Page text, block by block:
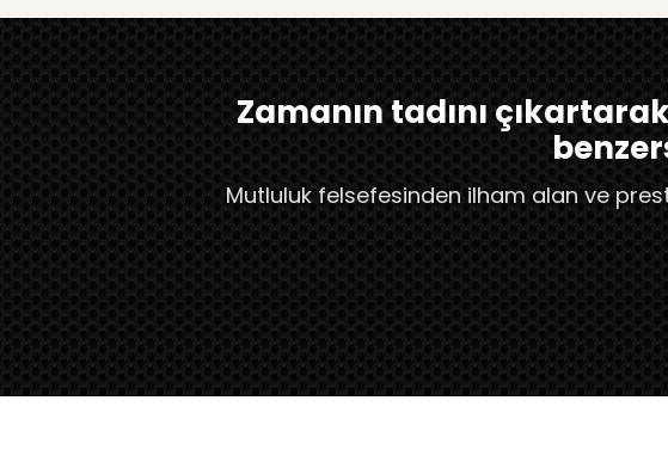
Zamanın tadını
Mutluluk felsefesinden ilham alan ve